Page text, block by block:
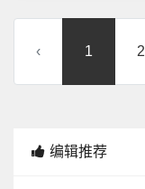
‹ 1 2
编辑推荐